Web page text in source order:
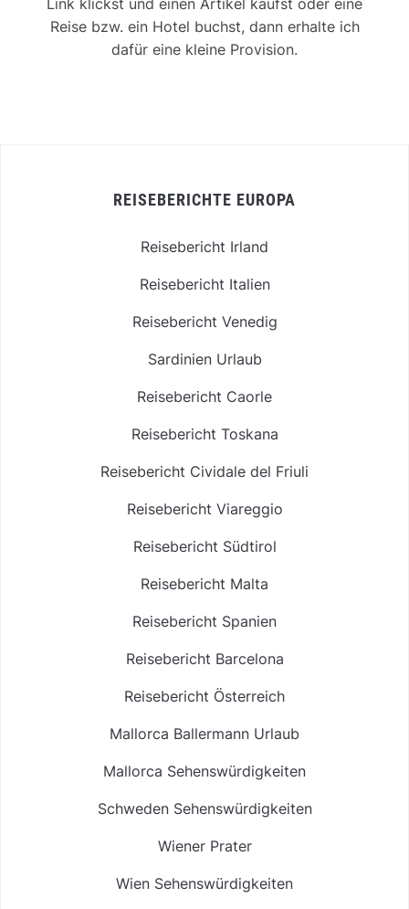
Reise bzw. ein Hotel buchst, dann erhalte ich
dafür eine kleine Provision.
REISEBERICHTE EUROPA
Reisebericht Irland
Reisebericht Italien
Reisebericht Venedig
Sardinien Urlaub
Reisebericht Caorle
Reisebericht Toskana
Reisebericht Cividale del Friuli
Reisebericht Viareggio
Reisebericht Südtirol
Reisebericht Malta
Reisebericht Spanien
Reisebericht Barcelona
Reisebericht Österreich
Mallorca Ballermann Urlaub
Mallorca Sehenswürdigkeiten
Schweden Sehenswürdigkeiten
Wiener Prater
Wien Sehenswürdigkeiten